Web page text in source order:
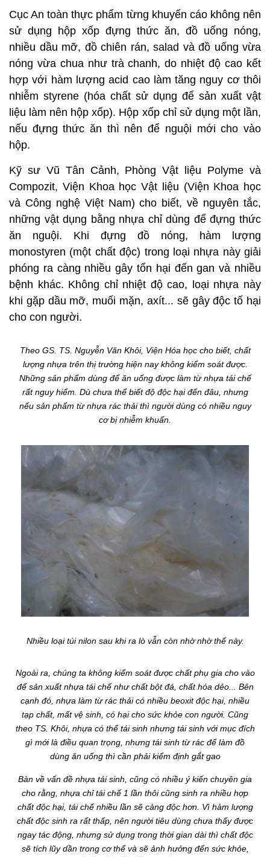
Cục An toàn thực phẩm từng khuyến cáo không nên
sử dụng hộp xốp đựng thức ăn, đồ uống nóng,
nhiều dầu mỡ, đồ chiên rán, salad và đồ uống vừa
nóng vừa chua như trà chanh, do nhiệt độ cao kết
hợp với hàm lượng acid cao làm tăng nguy cơ thôi
nhiễm styrene (hóa chất sử dụng để sản xuất vật
liệu làm nên hộp xốp). Hộp xốp chỉ sử dụng một lần,
nếu đựng thức ăn thì nên để nguội mới cho vào
hộp.
Kỹ sư Vũ Tân Cảnh, Phòng Vật liệu Polyme và
Compozit, Viện Khoa học Vật liệu (Viện Khoa học
và Công nghệ Việt Nam) cho biết, về nguyên tắc,
những vật dụng bằng nhựa chỉ dùng để đựng thức
ăn nguội. Khi đựng đồ nóng, hàm lượng
monostyren (một chất độc) trong loại nhựa này giải
phóng ra càng nhiều gây tổn hại đến gan và nhiều
bệnh khác. Không chỉ nhiệt độ cao, loại nhựa này
khi gặp dầu mỡ, muối mặn, axít... sẽ gây độc tố hại
cho con người.
Theo GS. TS. Nguyễn Văn Khôi, Viện Hóa học cho biết, chất
lượng nhựa trên thị trường hiện nay không kiểm soát được.
Những sản phẩm dùng để ăn uống được làm từ nhựa tái chế
rất nguy hiểm. Dù chưa thể biết độ độc hại đến đâu, nhưng
nếu sản phẩm từ nhựa rác thải thì người dùng có nhiều nguy
cơ bị nhiễm khuẩn.
Nhiều loại túi nilon sau khi ra lò vẫn còn nhờ nhờ thế này.
Ngoài ra, chúng ta không kiểm soát được chất phụ gia cho vào
để sản xuất nhựa tái chế như chất bột đá, chất hóa dẻo... Bên
cạnh đó, nhựa làm từ rác thải có nhiều beoxit độc hại, nhiều
tạp chất, mất vệ sinh, có hại cho sức khỏe con người. Cũng
theo TS. Khôi, nhựa có thể tái sinh nhưng tái sinh với mục đích
gì mới là điều quan trọng, nhưng tái sinh từ rác để làm đồ
dùng ăn uống thì cần phải kiểm định gắt gao
Bàn về vấn đề nhựa tái sinh, cũng có nhiều ý kiến chuyên gia
cho rằng, nhựa chỉ tái chế 1 lần thôi cũng sinh ra nhiều hợp
chất độc hại, tái chế nhiều lần sẽ càng độc hơn. Vì hàm lượng
chất độc sinh ra rất thấp, nên người tiêu dùng chưa thấy được
ngay tác động, nhưng sử dụng trong thời gian dài thì chất độc
sẽ tích lũy dần trong cơ thể và sẽ ảnh hưởng đến sức khỏe,